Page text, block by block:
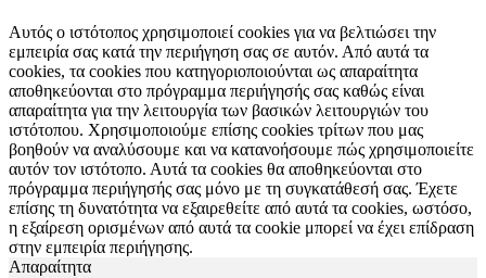
Αυτός ο ιστότοπος χρησιμοποιεί cookies για να βελτιώσει την
εμπειρία σας κατά την περιήγηση σας σε αυτόν. Από αυτά τα
cookies, τα cookies που κατηγοριοποιούνται ως απαραίτητα
αποθηκεύονται στο πρόγραμμα περιήγησής σας καθώς είναι
απαραίτητα για την λειτουργία των βασικών λειτουργιών του
ιστότοπου. Χρησιμοποιούμε επίσης cookies τρίτων που μας
βοηθούν να αναλύσουμε και να κατανοήσουμε πώς χρησιμοποιείτε
αυτόν τον ιστότοπο. Αυτά τα cookies θα αποθηκεύονται στο
πρόγραμμα περιήγησής σας μόνο με τη συγκατάθεσή σας. Έχετε
επίσης τη δυνατότητα να εξαιρεθείτε από αυτά τα cookies, ωστόσο,
η εξαίρεση ορισμένων από αυτά τα cookie μπορεί να έχει επίδραση
στην εμπειρία περιήγησης.
Απαραίτητα